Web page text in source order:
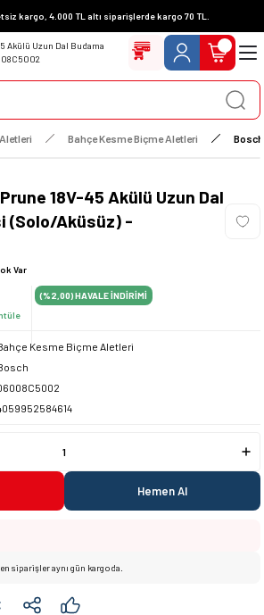
kargo, 4.000 TL altı siparişlerde kargo 70 TL.
Bahçe Kesme Biçme Aletleri
18V-45 Akülü Uzun Dal
(Solo/Aküsüz) -
Var
(%2,00)HAVALE İNDİRİMİ
Kesme Biçme Aletleri
Hemen Al
siparişler aynı gün kargoda.